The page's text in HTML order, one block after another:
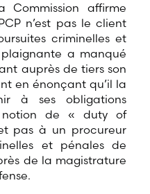
Commission affirme
n’est pas le client
criminelles et
a manqué
auprès de tiers son
en énonçant qu’il la
à ses obligations
notion de « duty of
pas à un procureur
et pénales de
de la magistrature